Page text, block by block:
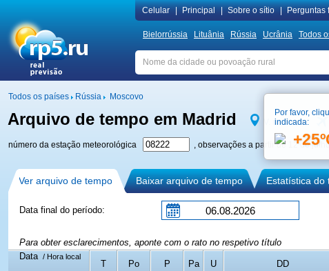
Сelular Principal Sobre o sítio Perguntas
Bielorrússia Lituânia Rússia Ucrânia Todos
Todos os países Rússia Moscovo
Arquivo de tempo em Madrid V. no mapa
número da estação meteorológica , observações a partir de 12 de julho
Ver arquivo de tempo Baixar arquivo de tempo Estatística do
Data final do período:
Para obter esclarecimentos, aponte com o rato no respetivo título
Data / Hora local
T Po P Pa U DD
Por favor,
indicada: